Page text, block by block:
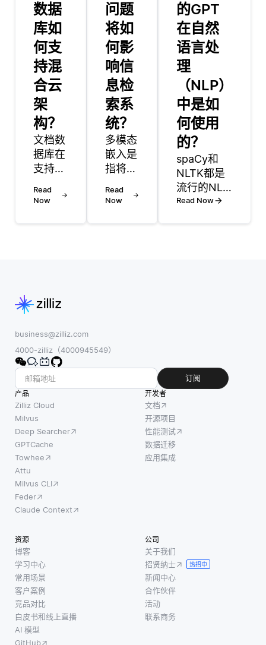
数据
库如
何支
持混
合云
架
构？
文档数
据库在
支持混
构方面
灵活
性、可
和易于
集成的
特点。
混合云
许组织
结合使
用公共
和私有
源，使
得根据
特定需
据变得
更加简
单。文
档数据
库以灵
活的格
Read
Now
问题
将如
何影
响信
息检
索系
统？
多模态
嵌入是
指将来
模态的
些嵌入
结合了
Read
Now
的GPT
在自然
语言处
理
（NLP）
中是如
何使用
的？
spaCy和
NLTK都是
流行的NLP
库，但它们
取和词元化
的广泛工
面的语言资
Read Now
business@zilliz.com
4000-zilliz（4000945549）
订阅
产品
Zilliz Cloud
Milvus
Deep Searcher
GPTCache
Towhee
Attu
Milvus CLI
Feder
Claude Context
开发者
文档
开源项目
性能测试
数据迁移
应用集成
资源
博客
学习中心
常用场景
客户案例
竞品对比
白皮书和线上直播
AI 模型
GitHub
公司
关于我们
招贤纳士
热招中
新闻中心
合作伙伴
活动
联系商务